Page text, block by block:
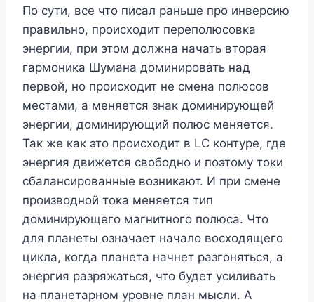
По сути, все что писал раньше про инверсию
правильно, происходит переполюсовка
энергии, при этом должна начать вторая
гармоника Шумана доминировать над
первой, но происходит не смена полюсов
местами, а меняется знак доминирующей
энергии, доминирующий полюс меняется.
Так же как это происходит в LC контуре, где
энергия движется свободно и поэтому токи
сбалансированные возникают. И при смене
производной тока меняется тип
доминирующего магнитного полюса. Что
для планеты означает начало восходящего
цикла, когда планета начнет разгоняться, а
энергия разряжаться, что будет усиливать
на планетарном уровне план мысли. А